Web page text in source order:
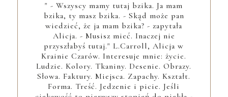
" - Wszyscy mamy tutaj bzika. Ja mam
bzika, ty masz bzika. - Skąd może pan
wiedzieć, że ja mam bzika? - zapytała
Alicja. - Musisz mieć. Inaczej nie
przyszłabyś tutaj." L.Carroll, Alicja w
Krainie Czarów. Interesuje mnie: życie.
Ludzie. Kolory. Tkaniny. Desenie. Obrazy.
Słowa. Faktury. Miejsca. Zapachy. Kształt.
Forma. Treść. Jedzenie i picie. Jeśli